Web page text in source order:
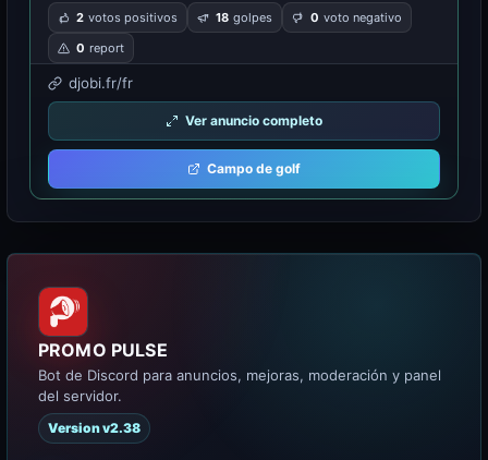
2 votos positivos 18 golpes 0 voto negativo
0 report
djobi.fr/fr
Ver anuncio completo
Campo de golf
PROMO PULSE
Bot de Discord para anuncios, mejoras, moderación y panel
del servidor.
Version v2.38